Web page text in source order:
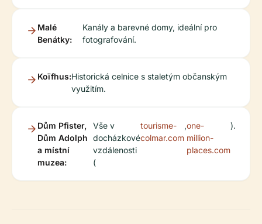
Malé
Benátky:
Kanály a barevné domy, ideální pro
fotografování.
Koïfhus:Historická celnice s staletým občanským
využitím.
Dům Pfister,
Dům Adolph
a místní
muzea:
Vše v
docházkové
vzdálenosti
(
tourisme-
colmar.com
,one-
million-
places.com
).